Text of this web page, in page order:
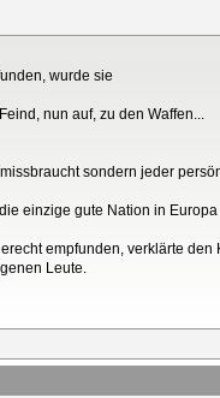
wurde sie
nun auf, zu den Waffen...
sondern jeder
einzige gute Nation in
empfunden, verklärte
Leute.